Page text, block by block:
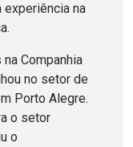
experiência na
Companhia
no setor de
Porto Alegre.
o setor
o